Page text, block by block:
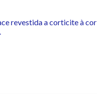
revestida a corticite à cor